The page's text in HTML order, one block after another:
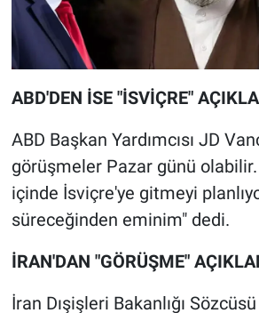
ABD'DEN İSE "İSVİÇRE"
ABD Başkan Yardımcısı JD
görüşmeler Pazar günü
içinde İsviçre'ye gitmeyi
süreceğinden eminim" dedi.
İRAN'DAN "GÖRÜŞME"
İran Dışişleri Bakanlığı